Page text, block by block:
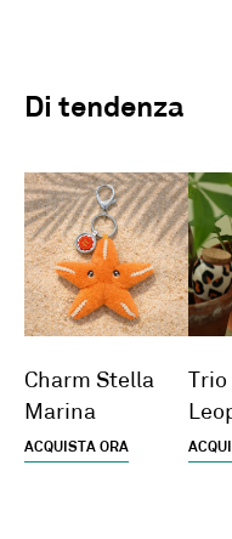
Di tendenza
Charm Stella
Marina
ACQUISTA ORA